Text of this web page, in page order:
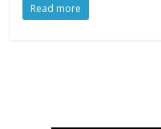
Read more